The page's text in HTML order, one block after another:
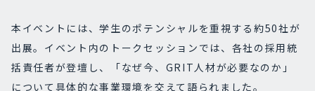
本イベントには、学生のポテンシャルを重視する約50社が
出展。イベント内のトークセッションでは、各社の採用統
括責任者が登壇し、「なぜ今、GRIT人材が必要なのか」
について具体的な事業環境を交えて語られました。